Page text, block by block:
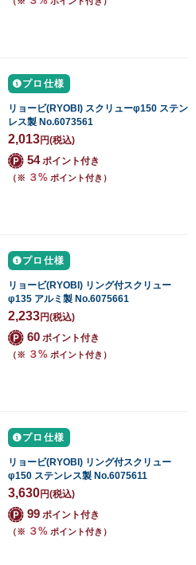
プロ仕様
リョービ(RYOBI) スクリューφ150 ステン
レス製 No.6073561
2,013円(税込)
54ポイント付き
（※ ３% ポイント付き）
プロ仕様
リョービ(RYOBI) リング付スクリュー
φ135 アルミ製 No.6075661
2,233円(税込)
60 ポイント付き
（※ ３% ポイント付き）
プロ仕様
リョービ(RYOBI) リング付スクリュー
φ150 ステンレス製 No.6075611
3,630円(税込)
99 ポイント付き
（※ ３% ポイント付き）